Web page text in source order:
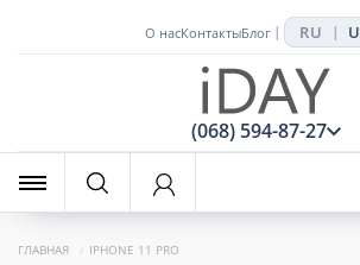
О насКонтактыБлог | RU |
(068) 594-87-27
ГЛАВНАЯ
IPHONE 11 PRO